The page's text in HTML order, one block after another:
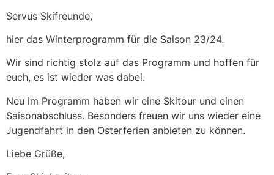
Servus Skifreunde,
hier das Winterprogramm für die Saison 23/24.
Wir sind richtig stolz auf das Programm und hoffen für
euch, es ist wieder was dabei.
Neu im Programm haben wir eine Skitour und einen
Saisonabschluss. Besonders freuen wir uns wieder eine
Jugendfahrt in den Osterferien anbieten zu können.
Liebe Grüße,